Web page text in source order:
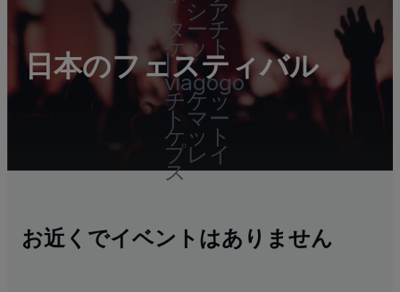
、シア
ターチ
ケット
|
viagogo
チケッ
トマー
ケット
プレイ
ス
日本のフェスティバル
お近くでイベントはありません